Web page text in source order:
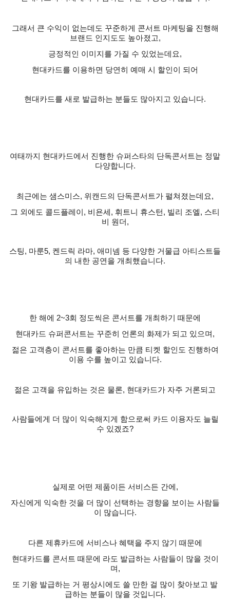
그래서 큰 수익이 없는데도 꾸준하게 콘서트 마케팅을 진행해
브랜드 인지도도 높아졌고,
긍정적인 이미지를 가질 수 있었는데요,
현대카드를 이용하면 당연히 예매 시 할인이 되어
현대카드를 새로 발급하는 분들도 많아지고 있습니다.
여태까지 현대카드에서 진행한 슈퍼스타의 단독콘서트는 정말
다양합니다.
최근에는 샘스미스, 위캔드의 단독콘서트가 펼쳐졌는데요,
그 외에도 콜드플레이 , 비욘세 , 휘트니 휴스턴 , 빌리 조엘, 스티
비 원더 ,
스팅, 마룬5, 켄드릭 라마, 애미넴 등 다양한 거물급 아티스트들
의 내한 공연을 개최했습니다.
한 해에 2~3회 정도씩은 콘서트를 개최하기 때문에
현대카드 슈퍼콘서트는 꾸준히 언론의 화제가 되고 있으며 ,
젊은 고객층이 콘서트를 좋아하는 만큼 티켓 할인도 진행하여
이용 수를 높이고 있습니다.
젊은 고객을 유입하는 것은 물론, 현대카드가 자주 거론되고
사람들에게 더 많이 익숙해지게 함으로써 카드 이용자도 늘릴
수 있겠죠?
실제로 어떤 제품이든 서비스든 간에 ,
자신에게 익숙한 것을 더 많이 선택하는 경향을 보이는 사람들
이 많습니다.
다른 제휴카드에 서비스나 혜택을 주지 않기 때문에
현대카드를 콘서트 때문에 라도 발급하는 사람들이 많을 것이
며 ,
또 기왕 발급하는 거 평상시에도 쓸 만한 걸 많이 찾아보고 발
급하는 분들이 많을 것입니다.